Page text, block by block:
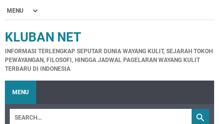
KLUBAN NET
INFORMASI TERLENGKAP SEPUTAR DUNIA WAYANG KULIT, SEJARAH TOKOH
PEWAYANGAN, FILOSOFI, HINGGA JADWAL PAGELARAN WAYANG KULIT
TERBARU DI INDONESIA
MENU